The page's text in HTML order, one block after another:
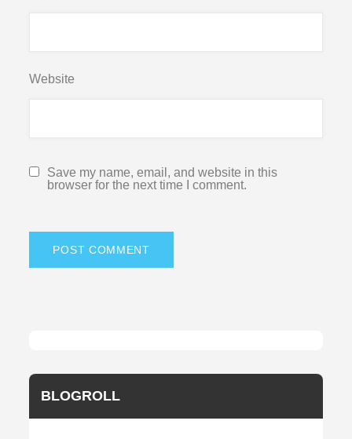
Website
Save my name, email, and website in this
browser for the next time I comment.
BLOGROLL